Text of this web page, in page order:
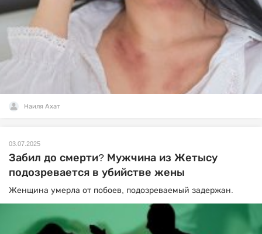
Наиля Ахат
03.07.2025
Забил до смерти? Мужчина из Жетысу
подозревается в убийстве жены
Женщина умерла от побоев, подозреваемый задержан.